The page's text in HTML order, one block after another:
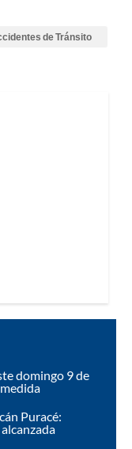
de Tránsito
domingo 9 de
Puracé: